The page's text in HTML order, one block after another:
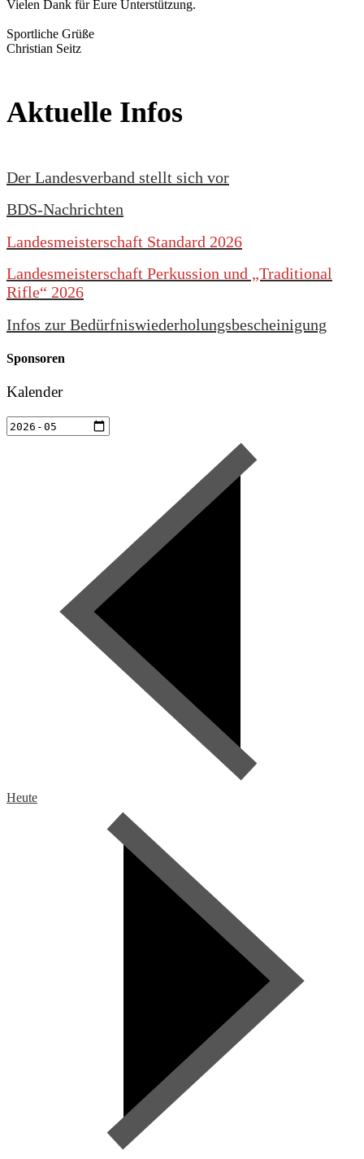
Vielen Dank für Eure Unterstützung.
Sportliche Grüße
Christian Seitz
Aktuelle Infos
Der Landesverband stellt sich vor
BDS-Nachrichten
Landesmeisterschaft Standard 2026
Landesmeisterschaft Perkussion und „Traditional
Rifle“ 2026
Infos zur Bedürfniswiederholungsbescheinigung
Sponsoren
Kalender
Heute